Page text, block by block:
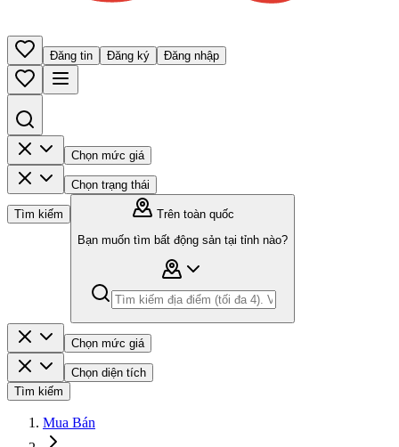
Đăng tin Đăng ký Đăng nhập
Chọn mức giá
Chọn trạng thái
Tìm kiếm
Trên toàn quốc
Bạn muốn tìm bất động sản tại tỉnh nào?
Chọn mức giá
Chọn diện tích
Tìm kiếm
Mua Bán